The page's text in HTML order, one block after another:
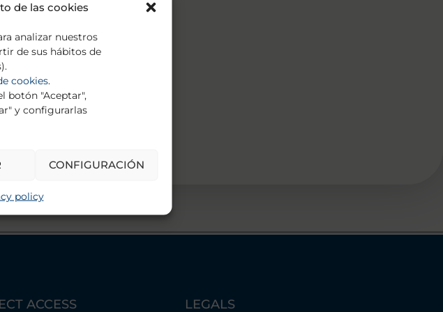
de las cookies
analizar nuestros
de sus hábitos de
cookies.
botón "Aceptar",
y configurarlas
CONFIGURACIÓN
policy
ACCESS LEGALS